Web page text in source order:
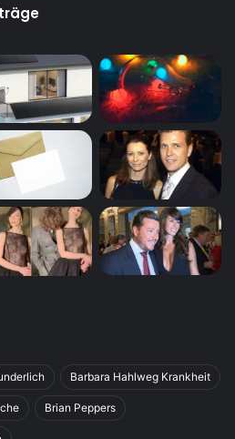
Barbara Hahlweg Krankheit
Brian Peppers